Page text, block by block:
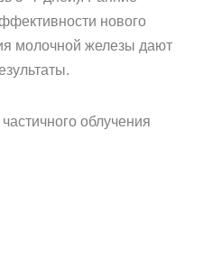
нового
молочной железы дают
облучения